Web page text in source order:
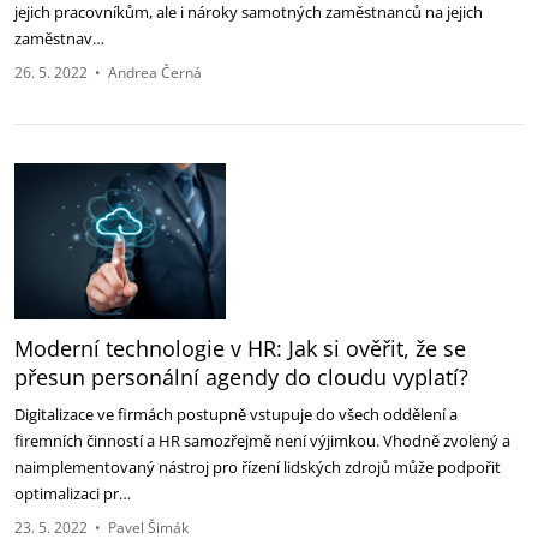
jejich pracovníkům, ale i nároky samotných zaměstnanců na jejich
zaměstnav…
26. 5. 2022 • Andrea Černá
Moderní technologie v HR: Jak si ověřit, že se
přesun personální agendy do cloudu vyplatí?
Digitalizace ve firmách postupně vstupuje do všech oddělení a
firemních činností a HR samozřejmě není výjimkou. Vhodně zvolený a
naimplementovaný nástroj pro řízení lidských zdrojů může podpořit
optimalizaci pr…
23. 5. 2022 • Pavel Šimák